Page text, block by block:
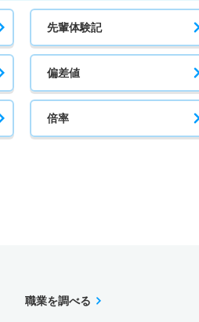
先輩体験記
偏差値
倍率
職業を調べる